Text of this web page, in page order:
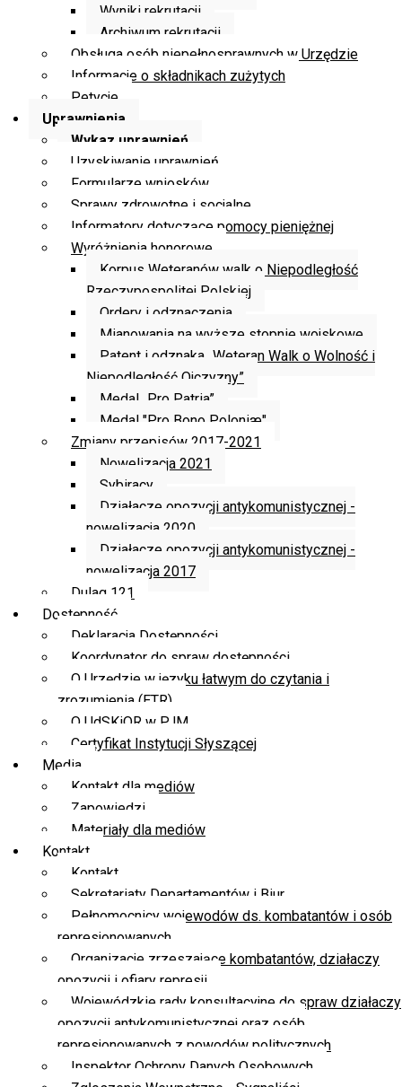
Wyniki rekrutacji
Archiwum rekrutacji
Obsługa osób niepełnosprawnych w Urzędzie
Informacje o składnikach zużytych
Petycje
Uprawnienia
Wykaz uprawnień
Uzyskiwanie uprawnień
Formularze wniosków
Sprawy zdrowotne i socjalne
Informatory dotyczące pomocy pieniężnej
Wyróżnienia honorowe
Korpus Weteranów walk o Niepodległość
Rzeczypospolitej Polskiej
Ordery i odznaczenia
Mianowania na wyższe stopnie wojskowe
Patent i odznaka „Weteran Walk o Wolność i
Niepodległość Ojczyzny”
Medal „Pro Patria”
Medal "Pro Bono Poloniæ"
Zmiany przepisów 2017-2021
Nowelizacja 2021
Sybiracy
Działacze opozycji antykomunistycznej -
nowelizacja 2020
Działacze opozycji antykomunistycznej -
nowelizacja 2017
Dulag 121
Dostępność
Deklaracja Dostępności
Koordynator do spraw dostępności
O Urzędzie w języku łatwym do czytania i
zrozumienia (ETR)
O UdSKiOR w PJM
Certyfikat Instytucji Słyszącej
Media
Kontakt dla mediów
Zapowiedzi
Materiały dla mediów
Kontakt
Kontakt
Sekretariaty Departamentów i Biur
Pełnomocnicy wojewodów ds. kombatantów i osób
represjonowanych
Organizacje zrzeszające kombatantów, działaczy
opozycji i ofiary represji
Wojewódzkie rady konsultacyjne do spraw działaczy
opozycji antykomunistycznej oraz osób
represjonowanych z powodów politycznych
Inspektor Ochrony Danych Osobowych